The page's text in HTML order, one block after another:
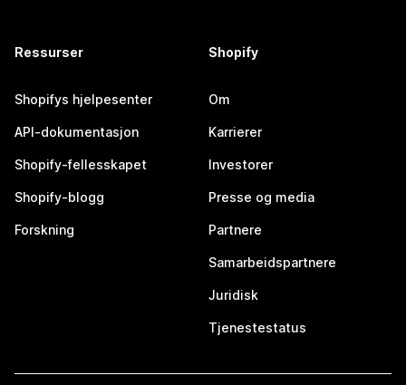
Ressurser
Shopifys hjelpesenter
API-dokumentasjon
Shopify-fellesskapet
Shopify-blogg
Forskning
Shopify
Om
Karrierer
Investorer
Presse og media
Partnere
Samarbeidspartnere
Juridisk
Tjenestestatus